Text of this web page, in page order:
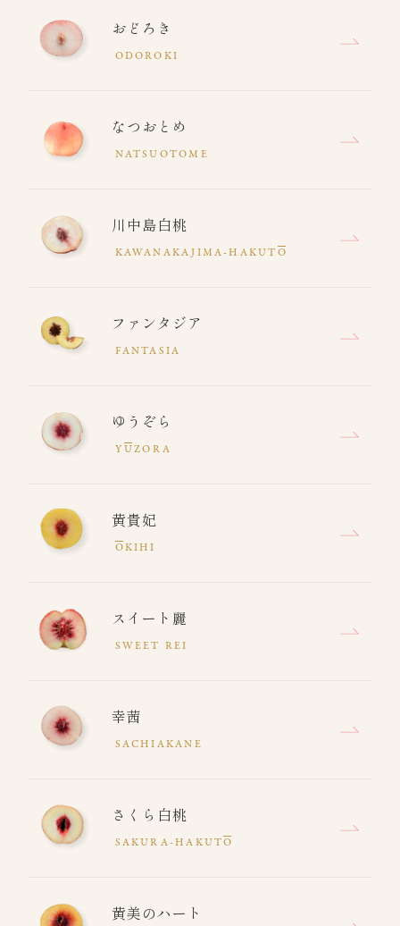
おどろき
ODOROKI
なつおとめ
NATSUOTOME
川中島白桃
KAWANAKAJIMA-HAKUTO
ファンタジア
FANTASIA
ゆうぞら
YUZORA
黄貴妃
OKIHI
スイート麗
SWEET REI
幸茜
SACHIAKANE
さくら白桃
SAKURA-HAKUTO
黄美のハート